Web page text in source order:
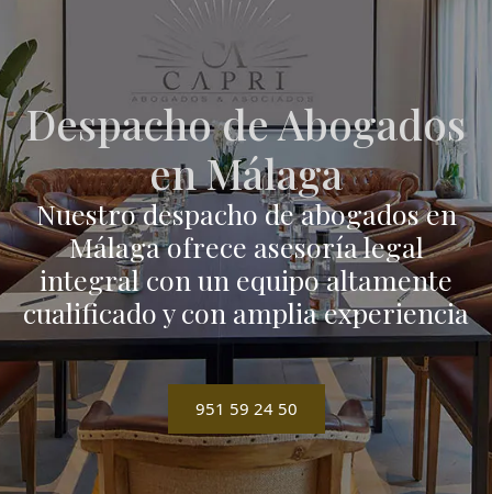
Despacho de Abogados
en Málaga
Nuestro despacho de abogados en
Málaga ofrece asesoría legal
integral con un equipo altamente
cualificado y con amplia experiencia
951 59 24 50